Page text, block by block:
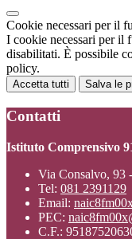
Cookie necessari per il
I cookie necessari per il
disabilitati. È possibile
policy.
Accetta tutti Salva le
Contatti
Istituto Comprensivo
Via Consalvo, 93
Tel: 081 2391129
Email:
PEC:
C.F.: